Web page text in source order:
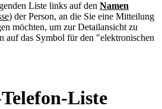
Liste links auf den Namen
) der Person, an die Sie eine Mitteilung
möchten, um zur Detailansicht zu
auf das Symbol für den "elektronischen
Liste